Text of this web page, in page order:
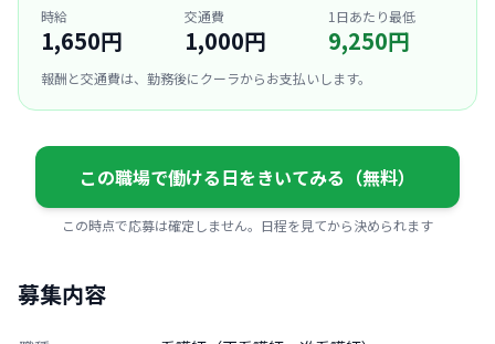
時給
1,650円
交通費
1,000円
1日あたり最低
9,250円
報酬と交通費は、勤務後にクーラからお支払いします。
この職場で働ける日をきいてみる（無料）
この時点で応募は確定しません。日程を見てから決められます
募集内容